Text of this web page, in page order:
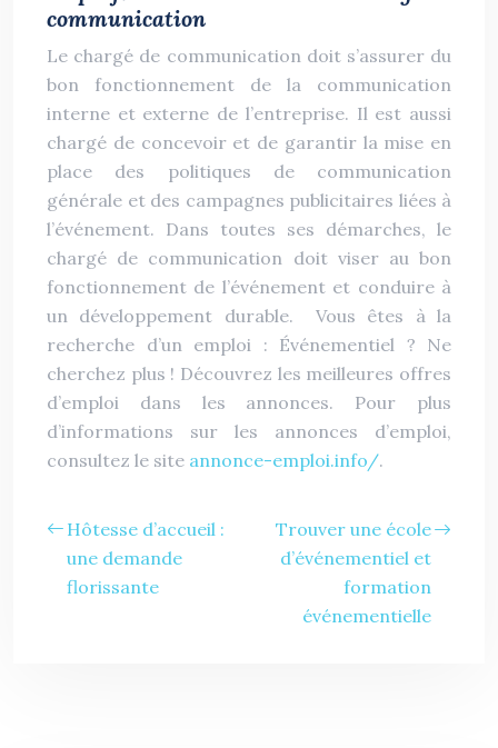
communication
Le chargé de communication doit s’assurer du
bon fonctionnement de la communication
interne et externe de l’entreprise. Il est aussi
chargé de concevoir et de garantir la mise en
place des politiques de communication
générale et des campagnes publicitaires liées à
l’événement. Dans toutes ses démarches, le
chargé de communication doit viser au bon
fonctionnement de l’événement et conduire à
un développement durable. Vous êtes à la
recherche d’un emploi : Événementiel ? Ne
cherchez plus ! Découvrez les meilleures offres
d’emploi dans les annonces. Pour plus
d’informations sur les annonces d’emploi,
consultez le site annonce-emploi.info/.
Hôtesse d’accueil :
une demande
florissante
Trouver une école
d’événementiel et
formation
événementielle